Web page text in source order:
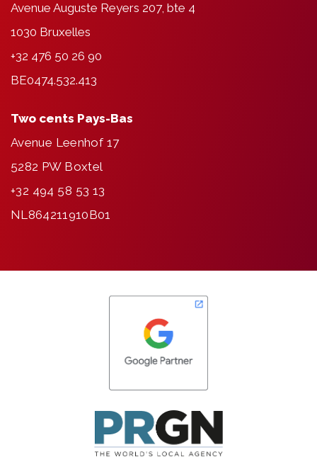
Avenue Auguste Reyers 207, bte 4
1030 Bruxelles
+32 476 50 26 90
BE0474.532.413
Two cents Pays-Bas
Avenue Leenhof 17
5282 PW Boxtel
+32 494 58 53 13
NL864211910B01